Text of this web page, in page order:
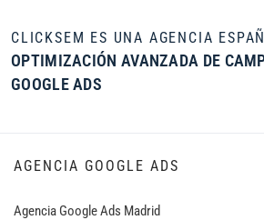
CLICKSEM ES UNA AGENCIA
OPTIMIZACIÓN AVANZADA DE
GOOGLE ADS
AGENCIA GOOGLE ADS
Agencia Google Ads Madrid